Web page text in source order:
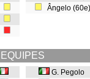
Ângelo
EQUIPES
G. Pegolo